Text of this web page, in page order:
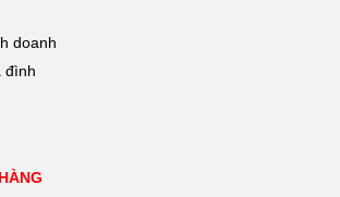
doanh
đình